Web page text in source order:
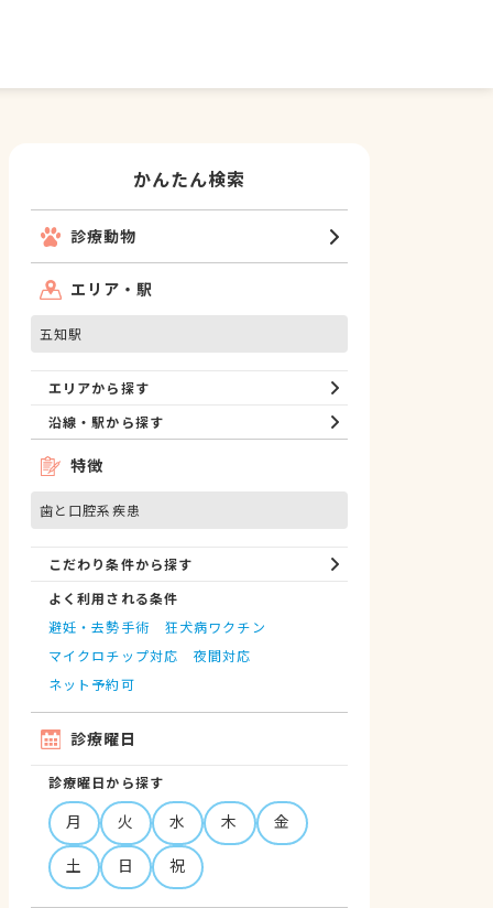
かんたん検索
診療動物
エリア・駅
五知駅
エリアから探す
沿線・駅から探す
特徴
歯と口腔系疾患
こだわり条件から探す
よく利用される条件
避妊・去勢手術
狂犬病ワクチン
マイクロチップ対応
夜間対応
ネット予約可
診療曜日
診療曜日から探す
月 火 水 木
金
土
日 祝